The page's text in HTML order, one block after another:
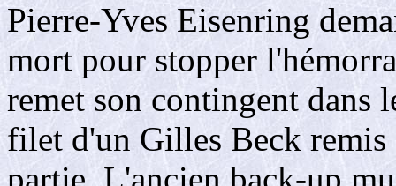
Pierre-Yves Eisenring
mort pour stopper
remet son contingent dans
filet d'un Gilles Beck remis